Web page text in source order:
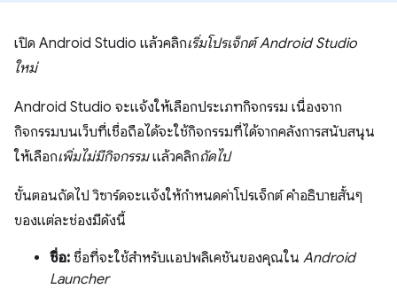
เปิด Android Studio แล้วคลิกเริ่มโปรเจ็กต์ Android Studio
ใหม่
Android Studio จะแจ้งให้เลือกประเภทกิจกรรม เนื่องจาก
กิจกรรมบนเว็บที่เชื่อถือได้จะใช้กิจกรรมที่ได้จากคลังการสนับสนุน
ให้เลือกเพิ่มไม่มีกิจกรรมแล้วคลิกถัดไป
ขั้นตอนถัดไป วิซาร์ดจะแจ้งให้กําหนดค่าโปรเจ็กต์ คำอธิบายสั้นๆ
ของแต่ละช่องมีดังนี้
ชื่อ: ชื่อที่จะใช้สำหรับแอปพลิเคชันของคุณใน Android
Launcher